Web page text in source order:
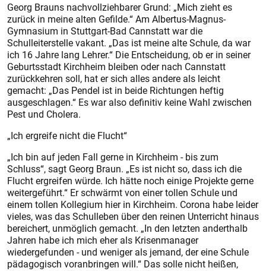
Georg Brauns nachvollziehbarer Grund: „Mich zieht es
zurück in meine alten Gefilde.“ Am Albertus-Magnus-
Gymnasium in Stuttgart-Bad Cannstatt war die
Schulleiterstelle vakant. „Das ist meine alte Schule, da war
ich 16 Jahre lang Lehrer.“ Die Entscheidung, ob er in seiner
Geburtsstadt Kirchheim bleiben oder nach Cannstatt
zurückkehren soll, hat er sich alles andere als leicht
gemacht: „Das Pendel ist in beide Richtungen heftig
ausgeschlagen.“ Es war also definitiv keine Wahl zwischen
Pest und Cholera.
„Ich ergreife nicht die Flucht“
„Ich bin auf jeden Fall gerne in Kirchheim - bis zum
Schluss“, sagt Georg Braun. „Es ist nicht so, dass ich die
Flucht ergreifen würde. Ich hätte noch einige Projekte gerne
weitergeführt.“ Er schwärmt von einer tollen Schule und
einem tollen Kollegium hier in Kirchheim. Corona habe leider
vieles, was das Schulleben über den reinen Unterricht hinaus
bereichert, unmöglich gemacht. „In den letzten anderthalb
Jahren habe ich mich eher als Krisenmanager
wiedergefunden - und weniger als jemand, der eine Schule
pädagogisch voranbringen will.“ Das solle nicht heißen,